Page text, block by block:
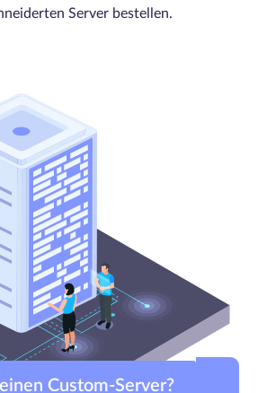
Server bestellen.
Custom-Server?